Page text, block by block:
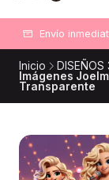
Envío
Inicio
DISEÑOS
Imágenes
Transparente